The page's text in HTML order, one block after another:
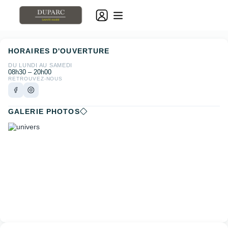
HORAIRES D'OUVERTURE
DU LUNDI AU SAMEDI
08h30 – 20h00
RETROUVEZ-NOUS
GALERIE PHOTOS